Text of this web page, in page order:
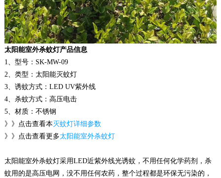
太阳能室外杀蚊灯产品信息
1、型号：SK-MW-09
2、类型：太阳能灭蚊灯
3、诱蚊方式：LED UV紫外线
4、杀蚊方式：高压电击
5、材质：不锈钢
》》点击查看本 灭蚊灯详细参数
》》点击查看更多太阳能室外杀蚊灯
太阳能室外杀蚊灯采用LED近紫外线光诱蚊，不用任何化学药剂，杀
蚊用的是高压电网，没不用任何农药，整个过程都是环保无污染的，